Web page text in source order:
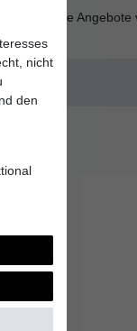
bevor die
nicht
den